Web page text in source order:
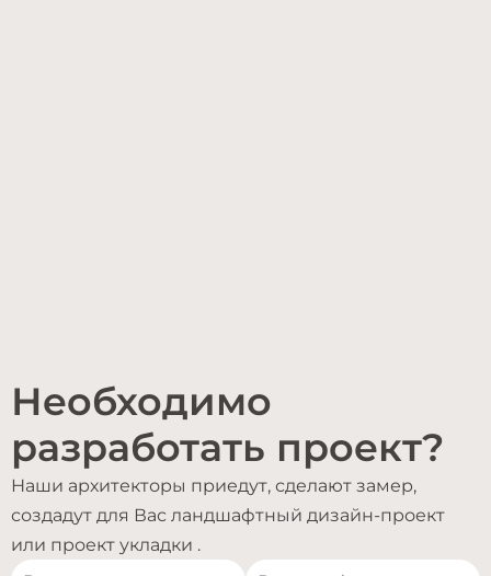
Необходимо
разработать проект?
Наши архитекторы приедут, сделают замер,
создадут для Вас ландшафтный дизайн-проект
или проект укладки .